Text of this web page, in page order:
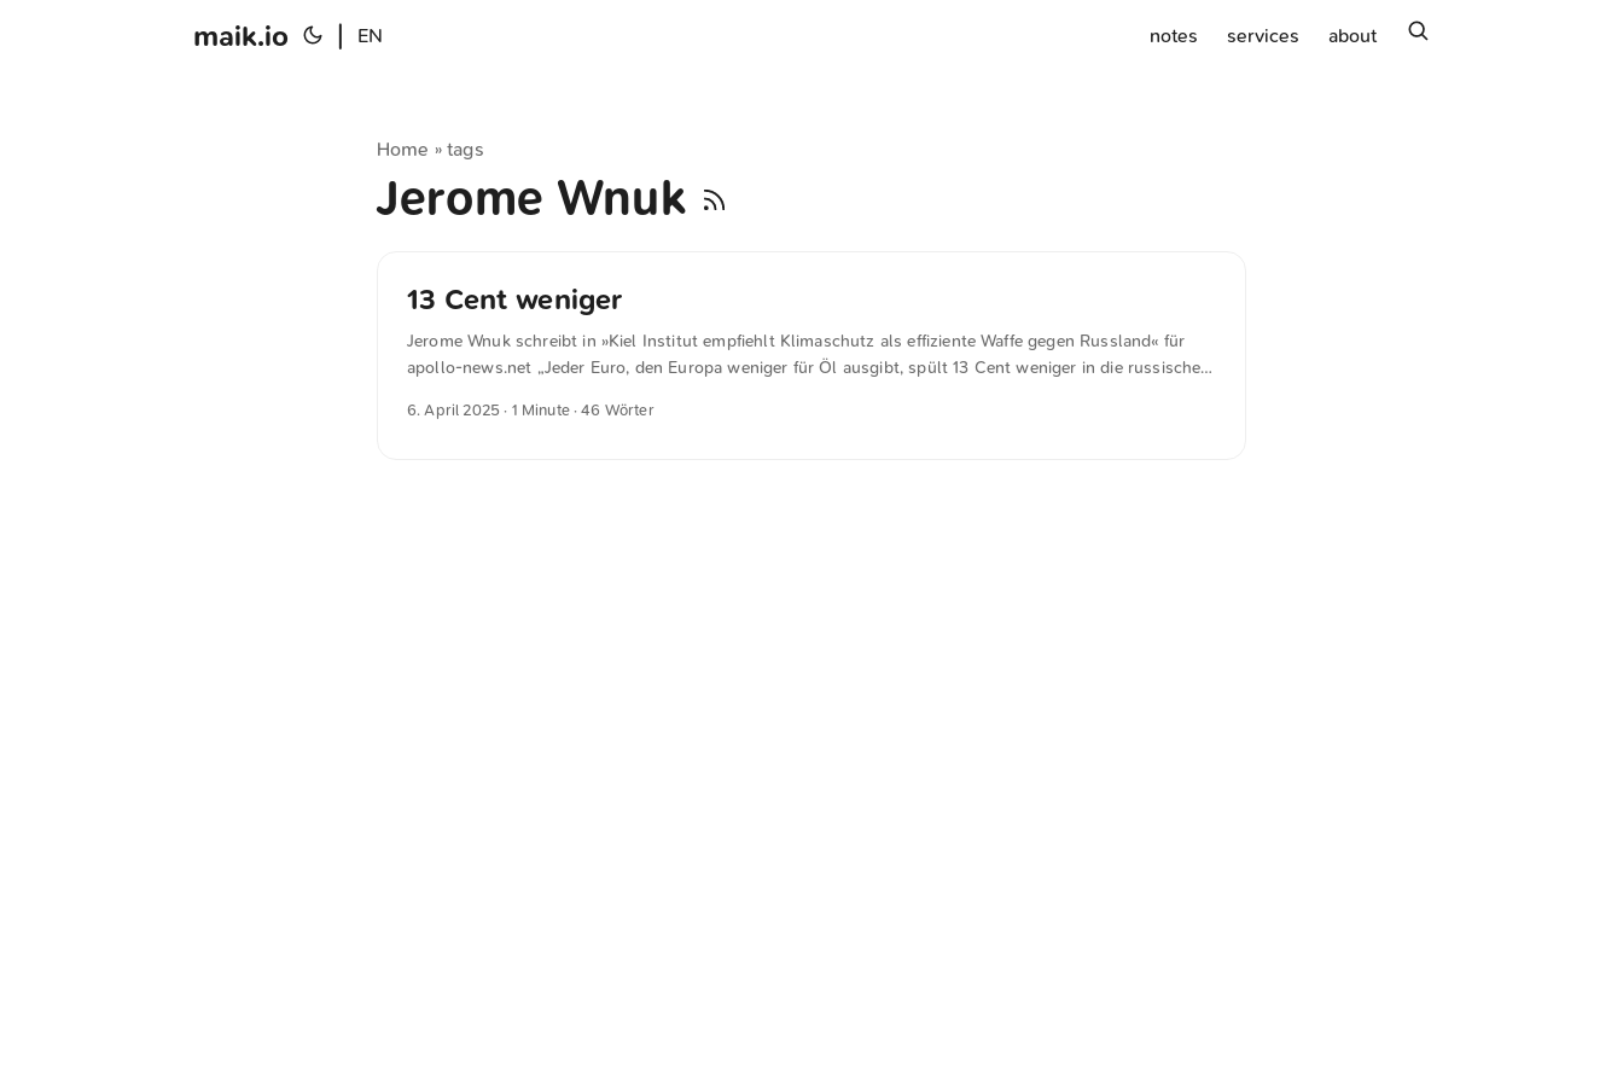
maik.io EN notes services about
Home »tags
Jerome Wnuk
13 Cent weniger
Jerome Wnuk schreibt in »Kiel Institut empfiehlt Klimaschutz als effiziente Waffe gegen Russland« für
apollo-news.net „Jeder Euro, den Europa weniger für Öl ausgibt, spült 13 Cent weniger in die russische
Institut für Weltwirtschaft (IfW).
6. April 2025 · 1 Minute · 46 Wörter